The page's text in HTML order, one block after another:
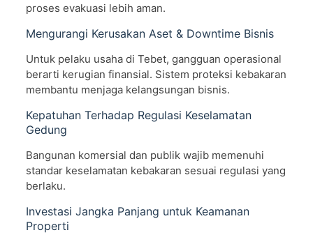
proses evakuasi lebih aman.
Mengurangi Kerusakan Aset & Downtime Bisnis
Untuk pelaku usaha di Tebet, gangguan operasional
berarti kerugian finansial. Sistem proteksi kebakaran
membantu menjaga kelangsungan bisnis.
Kepatuhan Terhadap Regulasi Keselamatan
Gedung
Bangunan komersial dan publik wajib memenuhi
standar keselamatan kebakaran sesuai regulasi yang
berlaku.
Investasi Jangka Panjang untuk Keamanan
Properti